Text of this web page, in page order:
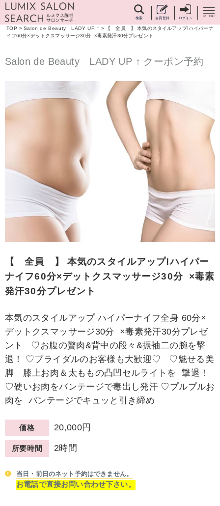
検索 会員登録 ログイン
TOP > Salon de Beauty LADY UP ↑ >
【 全員 】 本気のスタイルアップ!ハイパーナ
イフ60分×デットクスマッサージ30分 ×毒素発汗30分プレゼント
Salon de Beauty LADY UP ↑ クーポン予約
【 全員 】 本気のスタイルアップ!ハイパー
ナイフ60分×デットクスマッサージ30分 ×毒素
発汗30分プレゼント
本気のスタイルアップ ハイパーナイフ全身 60分×
デットクスマッサージ30分 ×毒素発汗30分プレゼ
ント ♡お腹の贅肉&背中の段々&振袖二の腕を撃
退！ ♡ブライダルのお客様も大歓迎♡ ♡魅せる美
脚 膝上お肉＆太ももの凸凹セルライトを 撃退！
♡硬いお肉をバンテージで毒出し発汗 ♡プルプルお
肉を バンテージでキュッと引き締め
価格 20,000円
所要時間 2時間
当日・前日のネット予約はできません。
お電話で直接お問い合わせ下さい。